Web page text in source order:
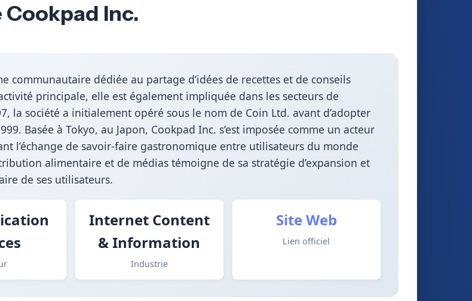
Cookpad Inc.
communautaire dédiée au partage d’idées de recettes et de conseils
principale, elle est également impliquée dans les secteurs de
la société a initialement opéré sous le nom de Coin Ltd. avant d’adopter
Basée à Tokyo, au Japon, Cookpad Inc. s’est imposée comme un acteur
l’échange de savoir-faire gastronomique entre utilisateurs du monde
alimentaire et de médias témoigne de sa stratégie d’expansion et
de ses utilisateurs.
Internet Content
& Information
Industrie
Site Web
Lien officiel